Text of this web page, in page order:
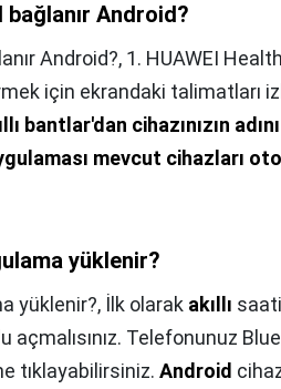
bağlanır Android?
Android?, 1. HUAWEI
için ekrandaki talimatları
bantlar'dan cihazınızın
mevcut cihazları
yüklenir?
yüklenir?, İlk olarak akıllı
açmalısınız. Telefonunuz
tıklayabilirsiniz. Android